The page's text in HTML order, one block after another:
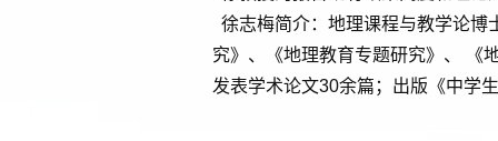
徐志梅简介：地理课程与教学论博
究》、《地理教育专题研究》、 《
发表学术论文30余篇；出版《中学